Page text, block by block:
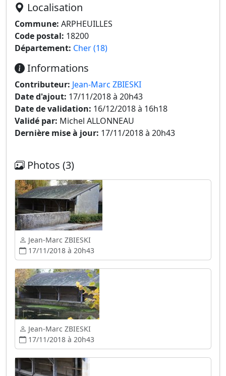
Localisation
Commune: ARPHEUILLES
Code postal: 18200
Département: Cher (18)
Informations
Contributeur: Jean-Marc ZBIESKI
Date d'ajout: 17/11/2018 à 20h43
Date de validation: 16/12/2018 à 16h18
Validé par: Michel ALLONNEAU
Dernière mise à jour: 17/11/2018 à 20h43
Photos (3)
Jean-Marc ZBIESKI
17/11/2018 à 20h43
Jean-Marc ZBIESKI
17/11/2018 à 20h43